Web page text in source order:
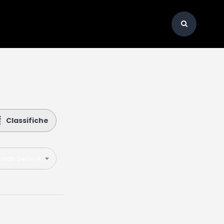
Classifiche
Italian Serie A 2021-2022